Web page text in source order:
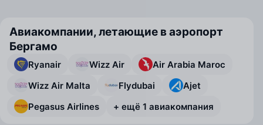
Авиакомпании, летающие в аэропорт
Бергамо
Ryanair Wizz Air
Air Arabia Maroc
Wizz Air Malta
Flydubai
Ajet
Pegasus Airlines
+ ещё 1 авиакомпания